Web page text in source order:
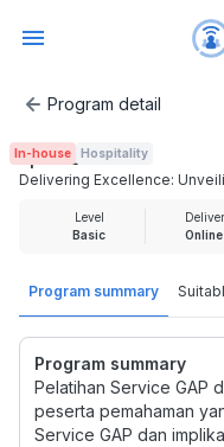
Delivering Excellence:
Program detail
Program summary
Program summary
Pelatihan Service GAP
peserta pemahaman
Service GAP dan
In-house Hospitality
Delivering Excellence:
Rp 1.925.000
Level
Basic